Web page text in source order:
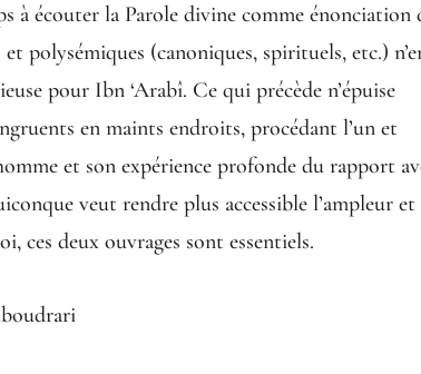
à écouter la Parole divine comme énonciation
polysémiques (canoniques, spirituels, etc.)
pour Ibn ‘Arabî. Ce qui précède n’épuise
en maints endroits, procédant l’un et
et son expérience profonde du rapport
veut rendre plus accessible l’ampleur et
ces deux ouvrages sont essentiels.